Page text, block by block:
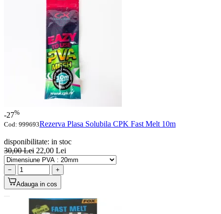
-27%
Cod: 999693Rezerva Plasa Solubila CPK Fast Melt 10m
disponibilitate: in stoc
30,00 Lei 22,00 Lei
−
+
Adauga in cos